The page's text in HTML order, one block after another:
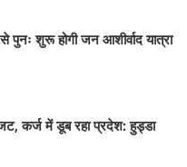
पुनः शुरू होगी जन आशीर्वाद यात्रा
कर्ज में डूब रहा प्रदेश: हुड्डा